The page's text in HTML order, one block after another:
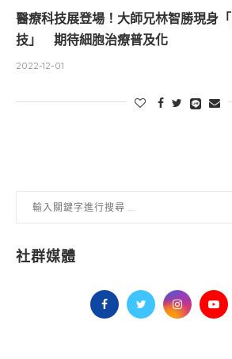
醫療科技展登場！大師兄林智勝現身
技」 期待細胞治療普及化
2022-12-01
社群媒體